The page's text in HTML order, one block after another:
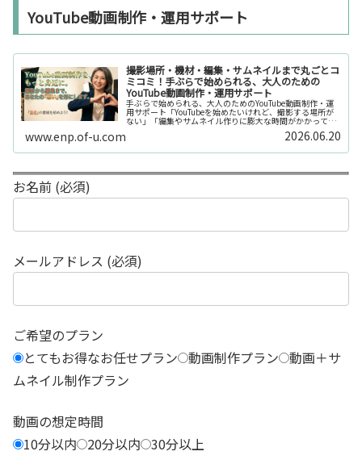
YouTube動画制作・運用サポート
撮影場所・機材・編集・サムネイルまで丸ごとコ
ミコミ！手ぶらで始められる、大人のための
YouTube動画制作・運用サポート
手ぶらで始められる、大人のためのYouTube動画制作・運
用サポート「YouTubeを始めたいけれど、撮影する場所が
ない」「編集やサムネイル作りに膨大な時間がかかって長
続きしない」「機材を揃えるだけで何万円もかかってしま
www.enp.of-u.com 2026.06.20
お名前 (必須)
メールアドレス (必須)
ご希望のプラン
とてもお得なお任せプラン 動画制作プラン 動画＋サ
ムネイル制作プラン
動画の想定時間
10分以内
20分以内 30分以上